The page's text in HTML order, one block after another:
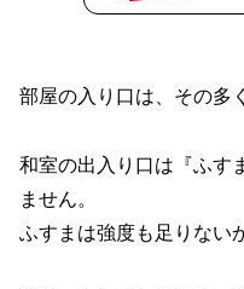
部屋の入り口は、その多
和室の出入り口は『ふす
ません。
ふすまは強度も足りない